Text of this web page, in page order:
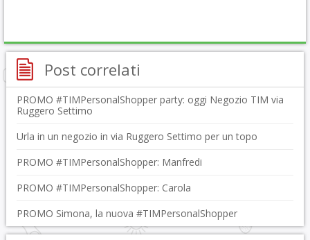
Post correlati
PROMO #TIMPersonalShopper party: oggi Negozio TIM via
Ruggero Settimo
Urla in un negozio in via Ruggero Settimo per un topo
PROMO #TIMPersonalShopper: Manfredi
PROMO #TIMPersonalShopper: Carola
PROMO Simona, la nuova #TIMPersonalShopper